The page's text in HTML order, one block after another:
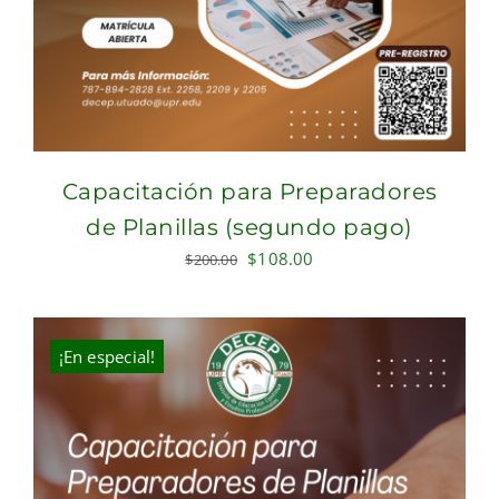
Capacitación para Preparadores
de Planillas (segundo pago)
$200.00 Original
was:
$200.00.
$108.00
is:
¡En especial!